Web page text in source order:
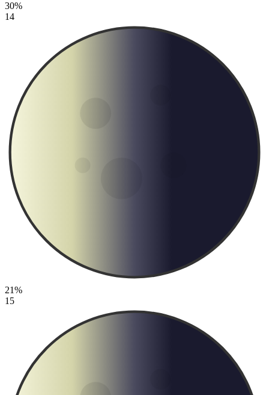
30%
14
21%
15